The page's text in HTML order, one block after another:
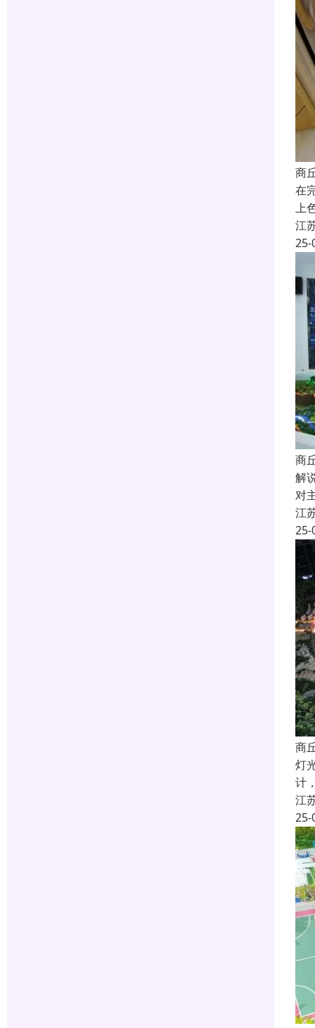
商
在
上
江
25-
商
解
对
江
25-
商
灯
计
江
25-